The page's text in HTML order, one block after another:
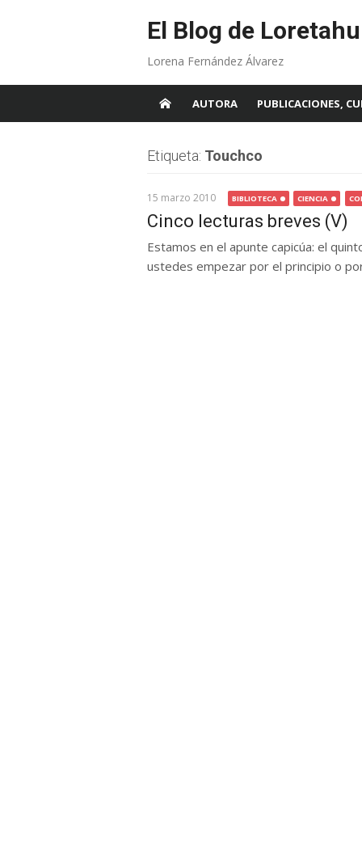
El Blog de
Lorena Fernández Álvarez
AUTORA PUBLICACIONES,
Etiqueta: Touchco
15 marzo 2010 BIBLIOTECA CIENCIA
Cinco lecturas breves (V)
Estamos en el apunte capicúa: el
ustedes empezar por el principio o